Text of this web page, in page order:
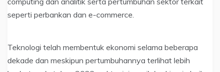
seperti perbankan dan e-commerce.
Teknologi telah membentuk ekonomi selama beberapa
dekade dan meskipun pertumbuhannya terlihat lebih